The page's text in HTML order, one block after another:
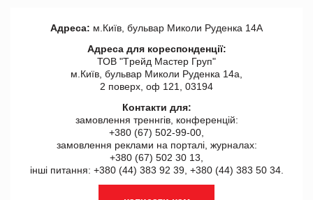
Адреса: м.Київ, бульвар Миколи Руденка 14А
Адреса для кореспонденції:
ТОВ "Tрейд Мастер Груп"
м.Київ, бульвар Миколи Руденка 14а,
2 поверх, оф 121, 03194
Контакти для:
замовлення треннгів, конференцій:
+380 (67) 502-99-00,
замовлення реклами на порталі, журналах:
+380 (67) 502 30 13,
інші питання: +380 (44) 383 92 39, +380 (44) 383 50 34.